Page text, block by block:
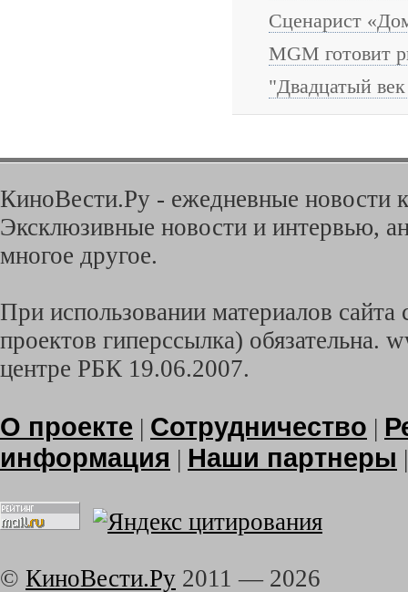
Сценарист
MGM готовит
"Двадцатый
КиноВести.Ру - ежедневные новости
Эксклюзивные новости и интервью,
многое другое.
При использовании материалов
проектов гиперссылка) обязательна.
центре РБК 19.06.2007.
О проекте | Сотрудничество |
информация | Наши партнеры
© КиноВести.Ру 2011 — 2026